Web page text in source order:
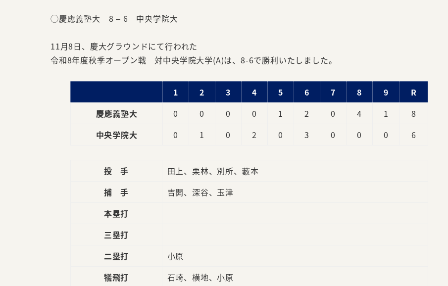
◯慶應義塾大 8 – 6 中央学院大
11月8日、慶大グラウンドにて行われた
令和8年度秋季オープン戦 対中央学院大学(A)は、8-6で勝利いたしました。
1 2 3 4 5 6 7 8 9
R
慶應義塾大
0 0 0 0 1 2 0 4 1
8
中央学院大
0 1 0 2 0 3 0 0 0 6
投 手
田上、栗林、別所、藪本
捕 手
吉開、深谷、玉津
本塁打
三塁打
二塁打
小原
犠飛打
石崎、横地、小原